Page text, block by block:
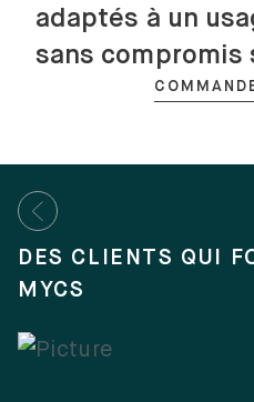
adaptés à un
sans compromis
DES CLIENTS QUI
MYCS